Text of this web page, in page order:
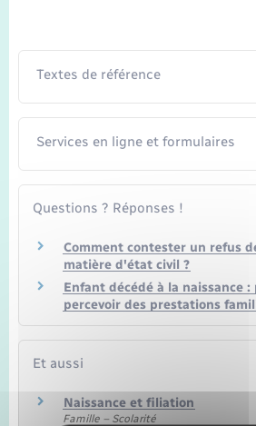
Textes de référence
Services en ligne et formulaires
Questions ? Réponses !
Comment contester un refus
matière d'état civil ?
Enfant décédé à la naissance
percevoir des prestations
Et aussi
Naissance et filiation
Famille – Scolarité